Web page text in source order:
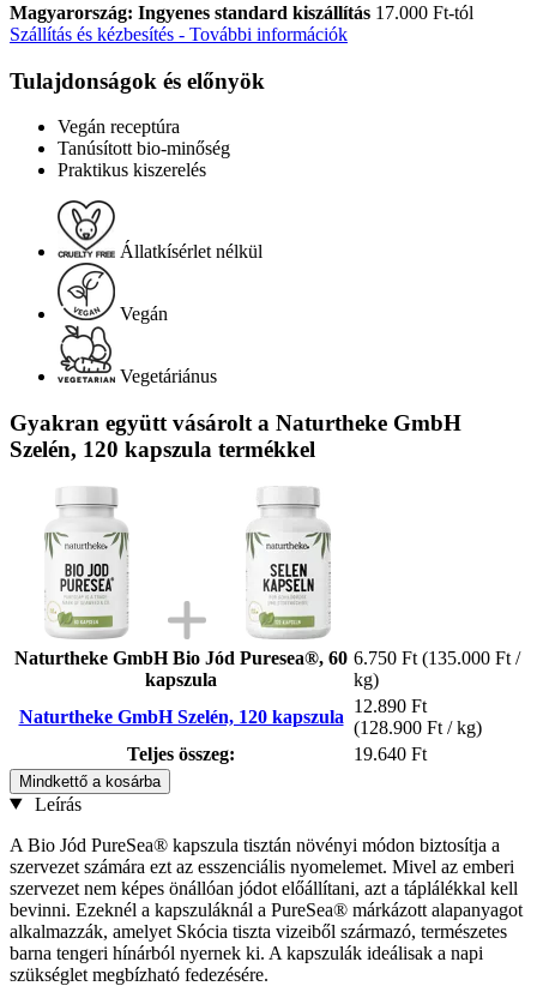
Magyarország: Ingyenes standard kiszállítás 17.000 Ft-tól
Szállítás és kézbesítés - További információk
Tulajdonságok és előnyök
Vegán receptúra
Tanúsított bio-minőség
Praktikus kiszerelés
Állatkísérlet nélkül
Vegán
Vegetáriánus
Gyakran együtt vásárolt a Naturtheke GmbH
Szelén, 120 kapszula termékkel
Naturtheke GmbH Bio Jód Puresea®, 60
kapszula
6.750 Ft (135.000 Ft /
kg)
Naturtheke GmbH Szelén, 120 kapszula
12.890 Ft
(128.900 Ft / kg)
Teljes összeg:
19.640 Ft
Mindkettő a kosárba
Leírás
A Bio Jód PureSea® kapszula tisztán növényi módon biztosítja a
szervezet számára ezt az esszenciális nyomelemet. Mivel az emberi
szervezet nem képes önállóan jódot előállítani, azt a táplálékkal kell
bevinni. Ezeknél a kapszuláknál a PureSea® márkázott alapanyagot
alkalmazzák, amelyet Skócia tiszta vizeiből származó, természetes
barna tengeri hínárból nyernek ki. A kapszulák ideálisak a napi
szükséglet megbízható fedezésére.